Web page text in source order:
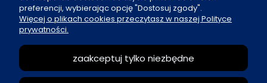
Fax: 91 484 49 27
O nas
Zasady sprzedaży
preferencji, wybierając opcję "Dostosuj zgody".
Więcej o plikach cookies przeczytasz w naszej Polityce
prywatności.
zaakceptuj tylko niezbędne